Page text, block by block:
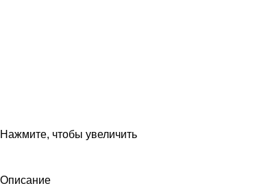
Нажмите, чтобы увеличить
Описание